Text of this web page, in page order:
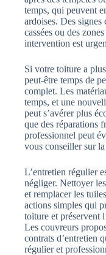
temps, qui peuvent
ardoises. Des signes
cassées ou des
intervention est
Si votre toiture a
peut-être temps de
complet. Les
temps, et une
peut s’avérer plus
que des réparations
professionnel peut
vous conseiller sur
L’entretien régulier
négliger. Nettoyer
et remplacer les
actions simples qui
toiture et préservent
Les couvreurs
contrats d’entretien
régulier et